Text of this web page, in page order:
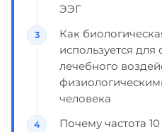
ЭЭГ
Как
используется для
лечебного
человека
Почему частота